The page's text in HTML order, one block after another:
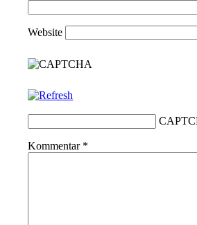
Website
Kommentar *